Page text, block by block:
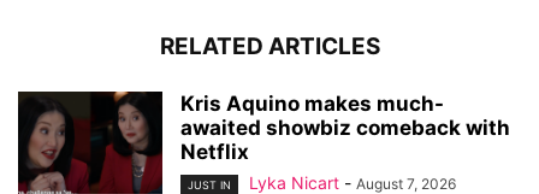
RELATED ARTICLES
Kris Aquino makes much-
awaited showbiz comeback with
Netflix
JUST IN Lyka Nicart - August 7, 2026